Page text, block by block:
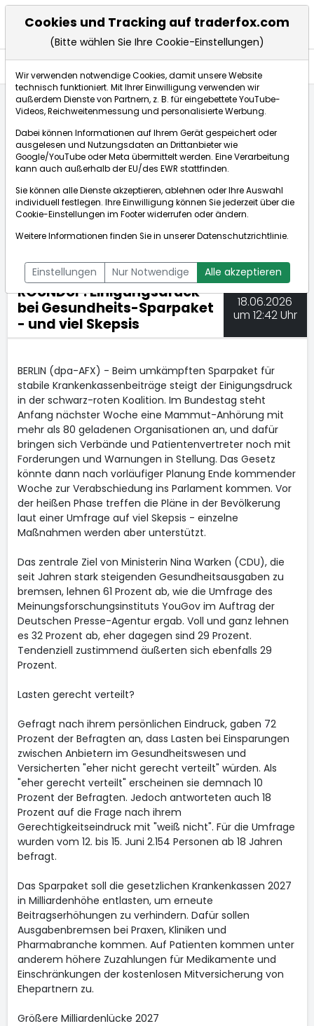
ROUNDUP: Einigungsdruck bei Gesundheits-Sparpaket ...
dpa-AFX Compact
ÜBERSICHT DPA-AFX PROFEED
DPA-AFX COMPACT
NEWSBOT
ROUNDUP: Einigungsdruck
bei Gesundheits-Sparpaket
- und viel Skepsis
18.06.2026
um 12:42 Uhr
BERLIN (dpa-AFX) - Beim umkämpften Sparpaket für
stabile Krankenkassenbeiträge steigt der Einigungsdruck
in der schwarz-roten Koalition. Im Bundestag steht
Anfang nächster Woche eine Mammut-Anhörung mit
mehr als 80 geladenen Organisationen an, und dafür
bringen sich Verbände und Patientenvertreter noch mit
Forderungen und Warnungen in Stellung. Das Gesetz
könnte dann nach vorläufiger Planung Ende kommender
Woche zur Verabschiedung ins Parlament kommen. Vor
der heißen Phase treffen die Pläne in der Bevölkerung
laut einer Umfrage auf viel Skepsis - einzelne
Maßnahmen werden aber unterstützt.
Das zentrale Ziel von Ministerin Nina Warken (CDU), die
seit Jahren stark steigenden Gesundheitsausgaben zu
bremsen, lehnen 61 Prozent ab, wie die Umfrage des
Meinungsforschungsinstituts YouGov im Auftrag der
Deutschen Presse-Agentur ergab. Voll und ganz lehnen
es 32 Prozent ab, eher dagegen sind 29 Prozent.
Tendenziell zustimmend äußerten sich ebenfalls 29
Prozent.
Lasten gerecht verteilt?
Gefragt nach ihrem persönlichen Eindruck, gaben 72
Prozent der Befragten an, dass Lasten bei Einsparungen
zwischen Anbietern im Gesundheitswesen und
Versicherten "eher nicht gerecht verteilt" würden. Als
"eher gerecht verteilt" erscheinen sie demnach 10
Prozent der Befragten. Jedoch antworteten auch 18
Prozent auf die Frage nach ihrem
Gerechtigkeitseindruck mit "weiß nicht". Für die Umfrage
wurden vom 12. bis 15. Juni 2.154 Personen ab 18 Jahren
befragt.
Das Sparpaket soll die gesetzlichen Krankenkassen 2027
in Milliardenhöhe entlasten, um erneute
Beitragserhöhungen zu verhindern. Dafür sollen
Ausgabenbremsen bei Praxen, Kliniken und
Pharmabranche kommen. Auf Patienten kommen unter
anderem höhere Zuzahlungen für Medikamente und
Einschränkungen der kostenlosen Mitversicherung von
Ehepartnern zu.
Größere Milliardenlücke 2027
Cookies und Tracking auf traderfox.com
(Bitte wählen Sie Ihre Cookie-Einstellungen)
Wir verwenden notwendige Cookies, damit unsere Website
technisch funktioniert. Mit Ihrer Einwilligung verwenden wir
außerdem Dienste von Partnern, z. B. für eingebettete YouTube-
Videos, Reichweitenmessung und personalisierte Werbung.
Dabei können Informationen auf Ihrem Gerät gespeichert oder
ausgelesen und Nutzungsdaten an Drittanbieter wie
Google/YouTube oder Meta übermittelt werden. Eine Verarbeitung
kann auch außerhalb der EU/des EWR stattfinden.
Sie können alle Dienste akzeptieren, ablehnen oder Ihre Auswahl
individuell festlegen. Ihre Einwilligung können Sie jederzeit über die
Cookie-Einstellungen im Footer widerrufen oder ändern.
Weitere Informationen finden Sie in unsererDatenschutzrichtlinie.
Einstellungen Nur Notwendige Alle akzeptieren